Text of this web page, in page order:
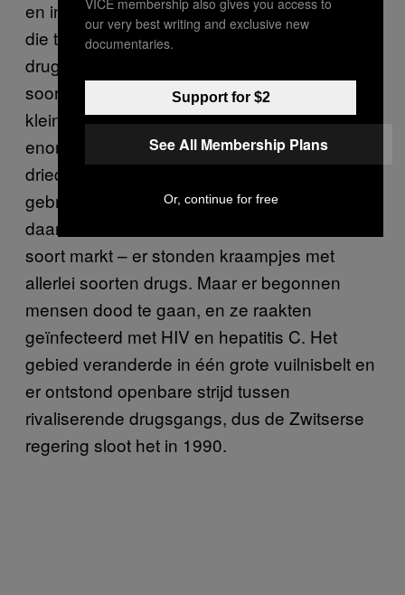
en in het heroïnewereldje. Platzspitz was in
die tijd de grootste openlucht-
drugsgemeenschap in Europa. Het was een
soort Disneyland voor junkies. Zürich is een
kleine stad en de drugsindustrie was er
enorm. Op sommige dagen hingen er bijna
drieduizend junkies rond, die samen drugs
gebruikten en dronken werden. Soms bleef ik
daar weken achter elkaar. Het was als een
soort markt – er stonden kraampjes met
allerlei soorten drugs. Maar er begonnen
mensen dood te gaan, en ze raakten
geïnfecteerd met HIV en hepatitis C. Het
gebied veranderde in één grote vuilnisbelt en
er ontstond openbare strijd tussen
rivaliserende drugsgangs, dus de Zwitserse
regering sloot het in 1990.
our very best writing and exclusive new
documentaries.
Support for $2
See All Membership Plans
Or, continue for free